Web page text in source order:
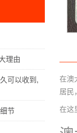
在澳
居民
在这
理由
可以收到,
节